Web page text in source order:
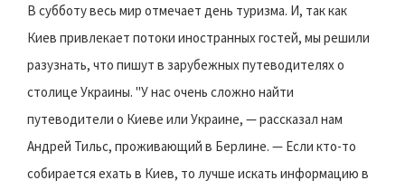
В субботу весь мир отмечает день туризма. И, так как
Киев привлекает потоки иностранных гостей, мы решили
разузнать, что пишут в зарубежных путеводителях о
столице Украины. "У нас очень сложно найти
путеводители о Киеве или Украине, — рассказал нам
Андрей Тильс, проживающий в Берлине. — Если кто-то
собирается ехать в Киев, то лучше искать информацию в